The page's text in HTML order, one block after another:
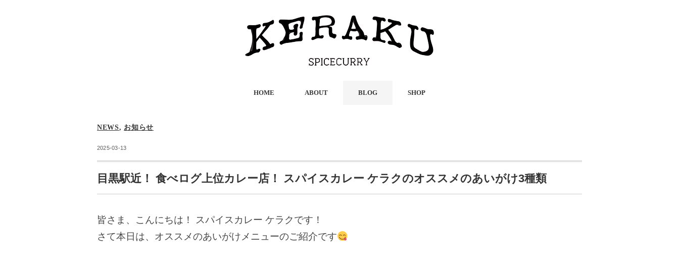
HOME ABOUT BLOG SHOP
NEWS, お知らせ
2025-03-13
目黒駅近！ 食べログ上位カレー店！ スパイスカレー ケラクのオススメのあいがけ3種類
皆さま、こんにちは！ スパイスカレー ケラクです！
さて本日は、オススメのあいがけメニューのご紹介です